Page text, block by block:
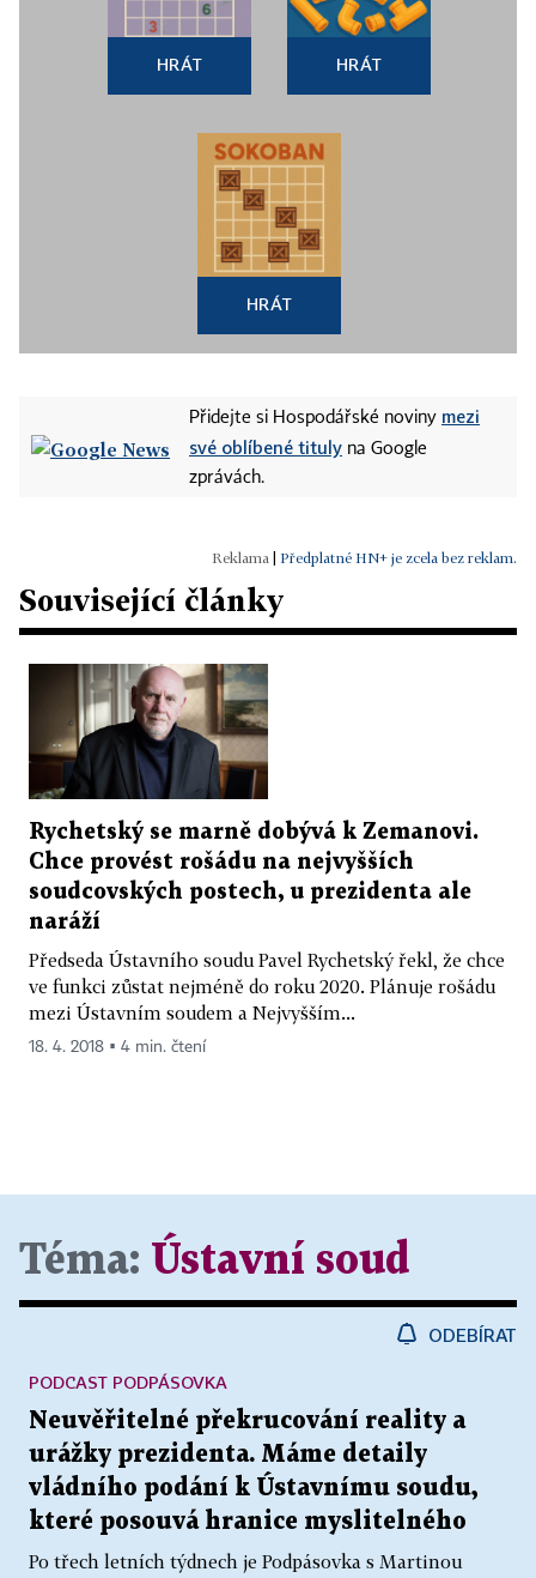
HRÁT HRÁT
HRÁT
Přidejte si Hospodářské noviny mezi
své oblíbené tituly na Google
zprávách.
Předplatné HN+ je zcela bez reklam.
Související články
Rychetský se marně dobývá k Zemanovi.
Chce provést rošádu na nejvyšších
soudcovských postech, u prezidenta ale
naráží
Předseda Ústavního soudu Pavel Rychetský řekl, že chce
ve funkci zůstat nejméně do roku 2020. Plánuje rošádu
mezi Ústavním soudem a Nejvyšším...
18. 4. 2018 ▪ 4 min. čtení
Téma: Ústavní soud
ODEBÍRAT
Neuvěřitelné překrucování reality a
urážky prezidenta. Máme detaily
vládního podání k Ústavnímu soudu,
které posouvá hranice myslitelného
Po třech letních týdnech je Podpásovka s Martinou
PODCAST PODPÁSOVKA